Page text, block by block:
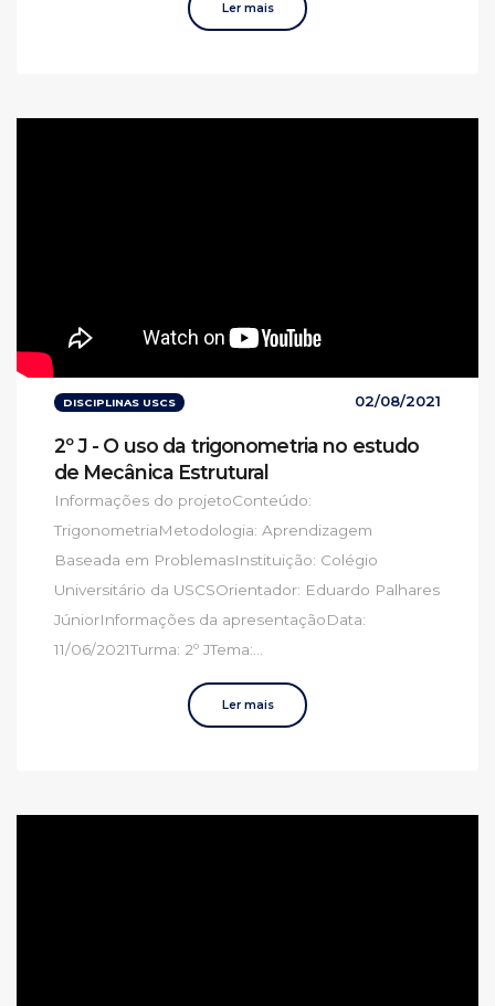
Ler mais
DISCIPLINAS USCS 02/08/2021
2º J - O uso da trigonometria no estudo
de Mecânica Estrutural
Informações do projetoConteúdo:
TrigonometriaMetodologia: Aprendizagem
Baseada em ProblemasInstituição: Colégio
Universitário da USCSOrientador: Eduardo Palhares
JúniorInformações da apresentaçãoData:
11/06/2021Turma: 2º JTema:...
Ler mais